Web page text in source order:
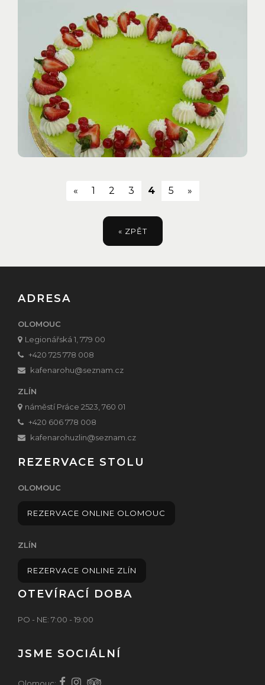
« 1 2 3 4(current)
5 »
« ZPĚT
ADRESA
OLOMOUC
Legionářská 1, 779 00
+420 725 778 008
kafenarohu@seznam.cz
ZLÍN
náměstí Práce 2523, 760 01
+420 606 778 008
kafenarohuzlin@seznam.cz
REZERVACE STOLU
OLOMOUC
REZERVACE ONLINE OLOMOUC
ZLÍN
REZERVACE ONLINE ZLÍN
OTEVÍRACÍ DOBA
PO - NE: 7:00 - 19:00
JSME SOCIÁLNÍ